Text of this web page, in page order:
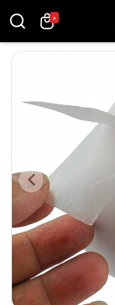
0